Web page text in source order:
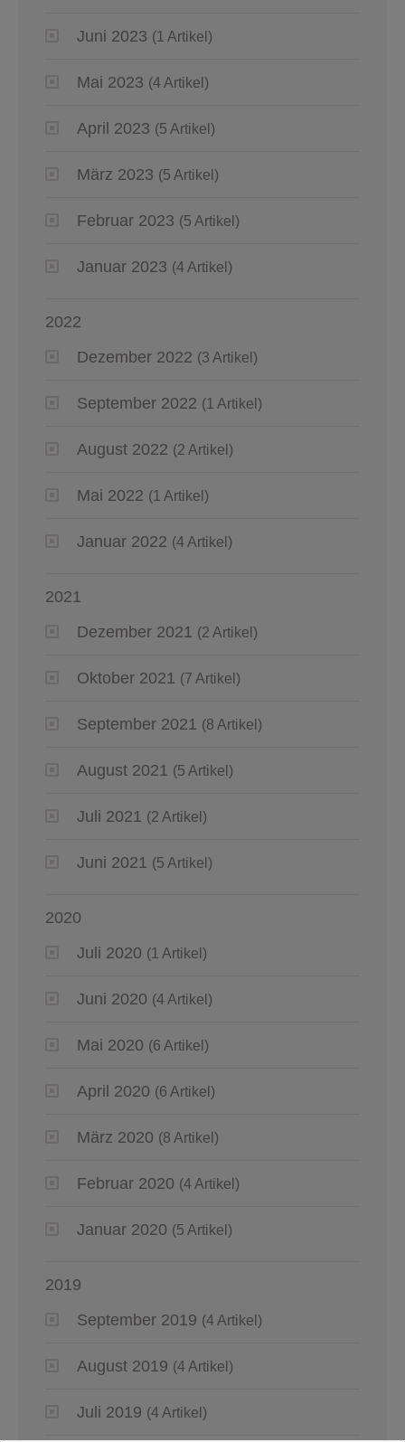
Juni 2023 (1 Artikel)
Mai 2023 (4 Artikel)
April 2023 (5 Artikel)
März 2023 (5 Artikel)
Februar 2023 (5 Artikel)
Januar 2023 (4 Artikel)
2022
Dezember 2022 (3 Artikel)
September 2022 (1 Artikel)
August 2022 (2 Artikel)
Mai 2022 (1 Artikel)
Januar 2022 (4 Artikel)
2021
Dezember 2021 (2 Artikel)
Oktober 2021 (7 Artikel)
September 2021 (8 Artikel)
August 2021 (5 Artikel)
Juli 2021 (2 Artikel)
Juni 2021 (5 Artikel)
2020
Juli 2020 (1 Artikel)
Juni 2020 (4 Artikel)
Mai 2020 (6 Artikel)
April 2020 (6 Artikel)
März 2020 (8 Artikel)
Februar 2020 (4 Artikel)
Januar 2020 (5 Artikel)
2019
September 2019 (4 Artikel)
August 2019 (4 Artikel)
Juli 2019 (4 Artikel)